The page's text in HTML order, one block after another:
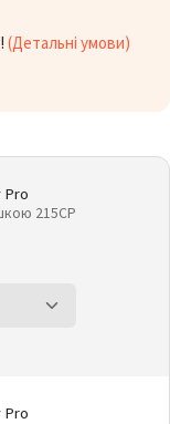
(Детальні умови)
215CP